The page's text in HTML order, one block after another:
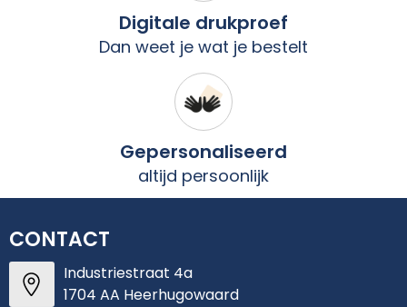
Digitale drukproef
Dan weet je wat je bestelt
Gepersonaliseerd
altijd persoonlijk
CONTACT
Industriestraat 4a
1704 AA Heerhugowaard